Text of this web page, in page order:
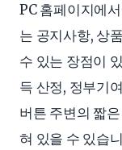
PC 홈페이지에
는 공지사항, 상
수 있는 장점이
득 산정, 정부기
버튼 주변의 짧
혀 있을 수 있습